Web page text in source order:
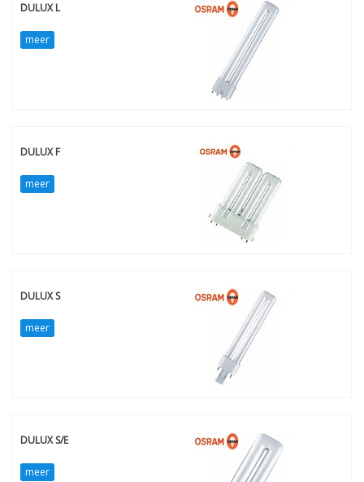
DULUX L
meer
DULUX F
meer
DULUX S
meer
DULUX S/E
meer